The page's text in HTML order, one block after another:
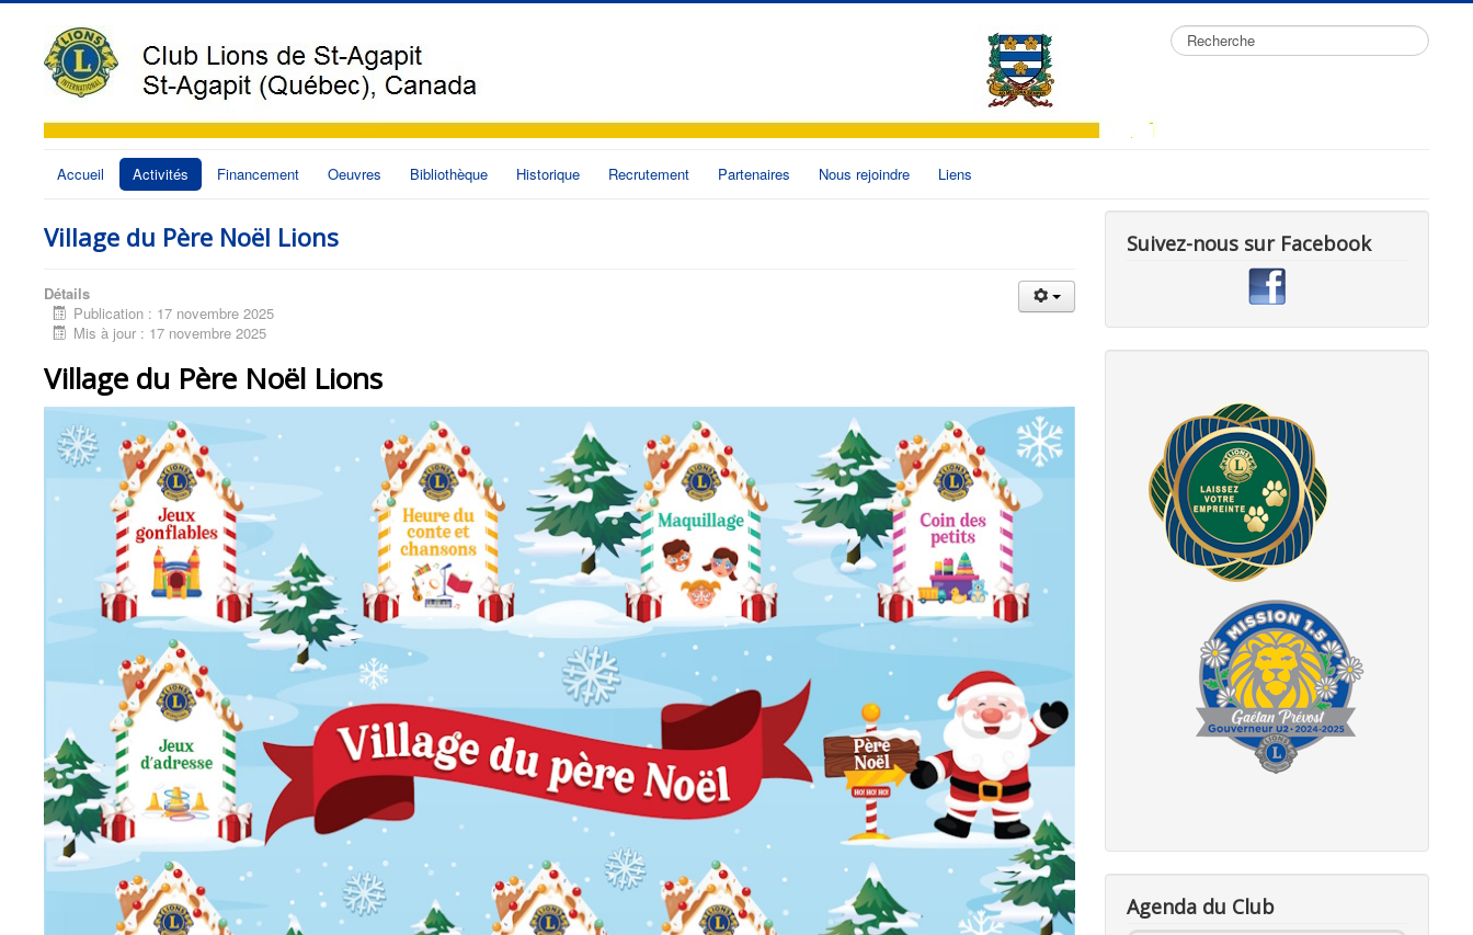
Rechercher
Accueil Activités Financement Oeuvres Bibliothèque Historique Recrutement Partenaires Nous rejoindre Liens
Village du Père Noël Lions
Détails
Publication : 17 novembre 2025
Mis à jour : 17 novembre 2025
Village du Père Noël Lions
Suivez-nous sur Facebook
Agenda du Club